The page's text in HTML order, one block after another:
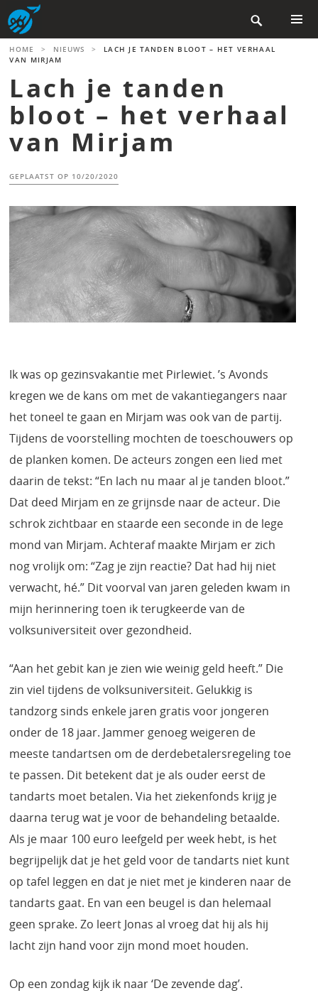
Skip
to
content

HOME > NIEUWS >
LACH JE TANDEN BLOOT – HET VERHAAL
VAN MIRJAM
Lach je tanden
bloot – het verhaal
van Mirjam
GEPLAATST OP 10/20/2020
Ik was op gezinsvakantie met Pirlewiet. ’s Avonds
kregen we de kans om met de vakantiegangers naar
het toneel te gaan en Mirjam was ook van de partij.
Tijdens de voorstelling mochten de toeschouwers op
de planken komen. De acteurs zongen een lied met
daarin de tekst: “En lach nu maar al je tanden bloot.”
Dat deed Mirjam en ze grijnsde naar de acteur. Die
schrok zichtbaar en staarde een seconde in de lege
mond van Mirjam. Achteraf maakte Mirjam er zich
nog vrolijk om: “Zag je zijn reactie? Dat had hij niet
verwacht, hé.” Dit voorval van jaren geleden kwam in
mijn herinnering toen ik terugkeerde van de
volksuniversiteit over gezondheid.
“Aan het gebit kan je zien wie weinig geld heeft.” Die
zin viel tijdens de volksuniversiteit. Gelukkig is
tandzorg sinds enkele jaren gratis voor jongeren
onder de 18 jaar. Jammer genoeg weigeren de
meeste tandartsen om de derdebetalersregeling toe
te passen. Dit betekent dat je als ouder eerst de
tandarts moet betalen. Via het ziekenfonds krijg je
daarna terug wat je voor de behandeling betaalde.
Als je maar 100 euro leefgeld per week hebt, is het
begrijpelijk dat je het geld voor de tandarts niet kunt
op tafel leggen en dat je niet met je kinderen naar de
tandarts gaat. En van een beugel is dan helemaal
geen sprake. Zo leert Jonas al vroeg dat hij als hij
lacht zijn hand voor zijn mond moet houden.
Op een zondag kijk ik naar ‘De zevende dag’.